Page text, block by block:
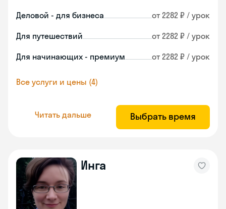
Деловой - для бизнеса от 2282 ₽ / урок
Для путешествий от 2282 ₽ / урок
Для начинающих - премиум от 2282 ₽ / урок
Все услуги и цены (4)
Читать дальше Выбрать время
Инга